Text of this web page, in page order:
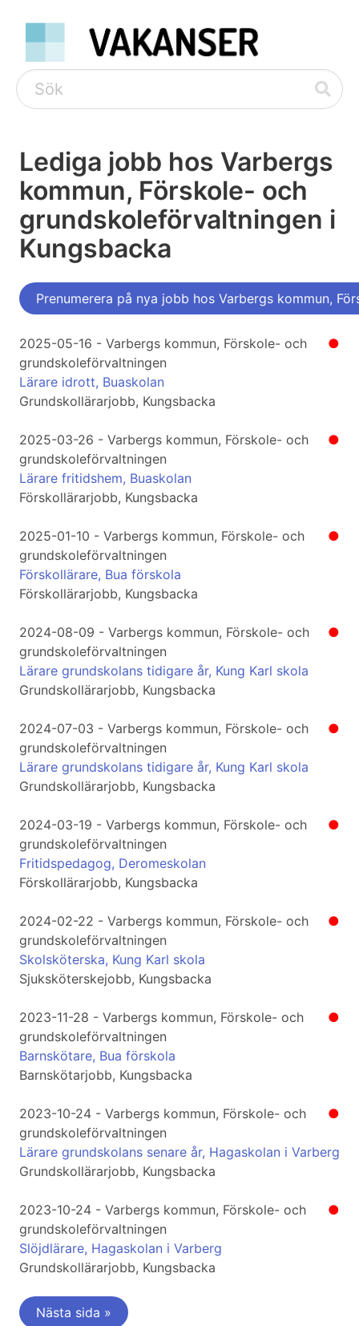
Lediga jobb hos Varbergs
kommun, Förskole- och
grundskoleförvaltningen i
Kungsbacka
Prenumerera på nya jobb hos Varbergs kommun,
●
2025-05-16 - Varbergs kommun, Förskole- och
grundskoleförvaltningen
Lärare idrott, Buaskolan
Grundskollärarjobb, Kungsbacka
●
2025-03-26 - Varbergs kommun, Förskole- och
grundskoleförvaltningen
Lärare fritidshem, Buaskolan
Förskollärarjobb, Kungsbacka
●
2025-01-10 - Varbergs kommun, Förskole- och
grundskoleförvaltningen
Förskollärare, Bua förskola
Förskollärarjobb, Kungsbacka
●
2024-08-09 - Varbergs kommun, Förskole- och
grundskoleförvaltningen
Lärare grundskolans tidigare år, Kung Karl skola
Grundskollärarjobb, Kungsbacka
●
2024-07-03 - Varbergs kommun, Förskole- och
grundskoleförvaltningen
Lärare grundskolans tidigare år, Kung Karl skola
Grundskollärarjobb, Kungsbacka
●
2024-03-19 - Varbergs kommun, Förskole- och
grundskoleförvaltningen
Fritidspedagog, Deromeskolan
Förskollärarjobb, Kungsbacka
●
2024-02-22 - Varbergs kommun, Förskole- och
grundskoleförvaltningen
Skolsköterska, Kung Karl skola
Sjuksköterskejobb, Kungsbacka
●
2023-11-28 - Varbergs kommun, Förskole- och
grundskoleförvaltningen
Barnskötare, Bua förskola
Barnskötarjobb, Kungsbacka
●
2023-10-24 - Varbergs kommun, Förskole- och
grundskoleförvaltningen
Lärare grundskolans senare år, Hagaskolan i Varberg
Grundskollärarjobb, Kungsbacka
●
2023-10-24 - Varbergs kommun, Förskole- och
grundskoleförvaltningen
Slöjdlärare, Hagaskolan i Varberg
Grundskollärarjobb, Kungsbacka
Nästa sida »